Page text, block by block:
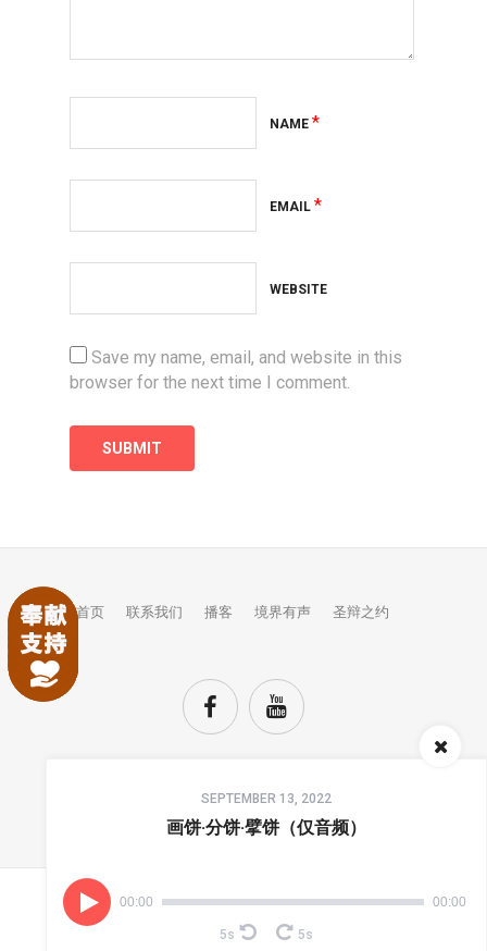
NAME *
EMAIL *
WEBSITE
Save my name, email, and website in this
browser for the next time I comment.
SEPTEMBER 13, 2022
画饼·分饼·擘饼（仅音频）
00:00 00:00
5s 5s
首页 联系我们 播客 境界有声 圣辩之约
TOP